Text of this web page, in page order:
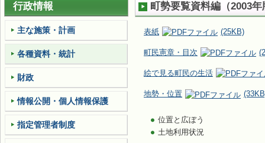
ば
す
町勢要覧資料編（2003年
表紙 (25KB)
町民憲章・目次
絵で見る町民の生活
地勢・位置
位置と広ぼう
土地利用状況
行政情報
主な施策・計画
各種資料・統計
財政
情報公開・個人情報保護
指定管理者制度